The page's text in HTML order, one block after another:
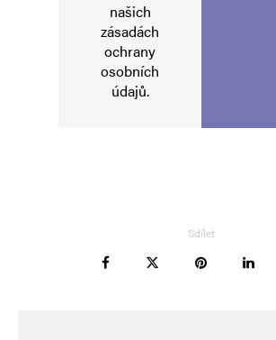
Informujte mě o nových příspěvcích e-mailem.
Alternative:
našich
zásadách
ochrany
osobních
údajů.
Sdílet